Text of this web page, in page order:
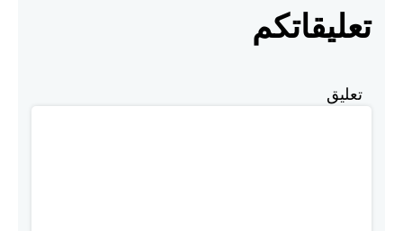
تعليقاتكم
تعليق